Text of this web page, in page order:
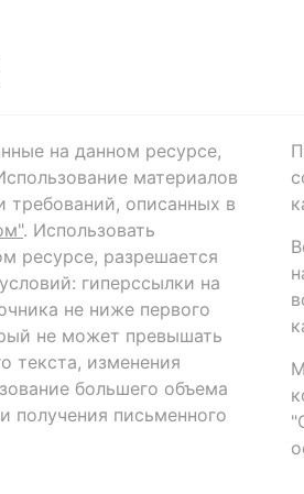
на данном ресурсе,
материалов
требований, описанных в
. Использовать
ресурсе, разрешается
гиперссылки на
не ниже первого
не может превышать
текста, изменения
большего объема
получения письменного